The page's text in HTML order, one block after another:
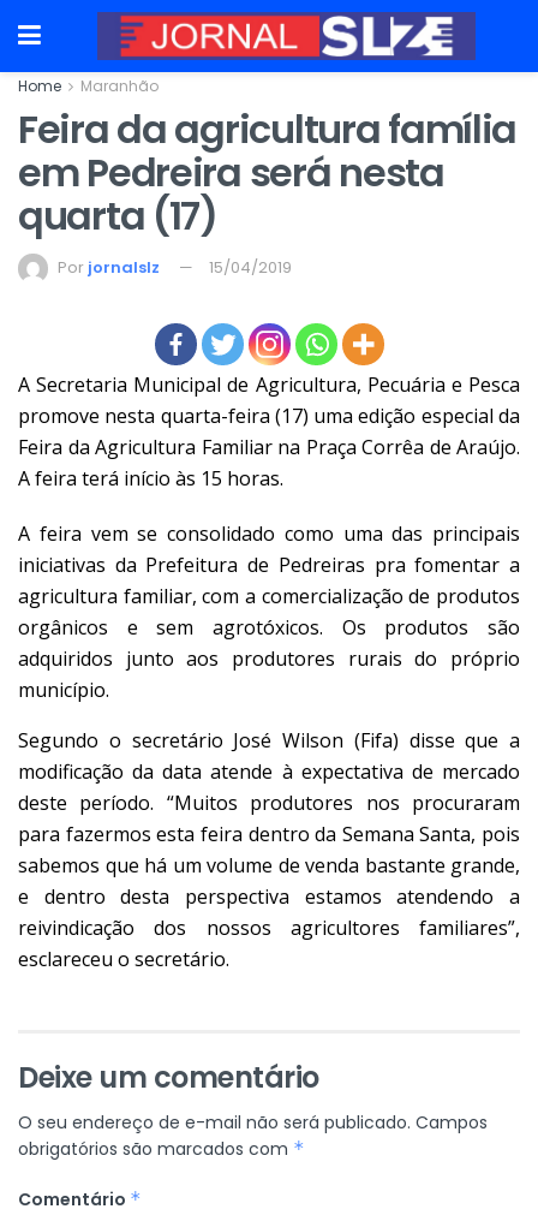
Home Maranhão
Feira da agricultura família
em Pedreira será nesta
quarta (17)
Por jornalslz 15/04/2019
A Secretaria Municipal de Agricultura, Pecuária e Pesca
promove nesta quarta-feira (17) uma edição especial da
Feira da Agricultura Familiar na Praça Corrêa de Araújo.
A feira terá início às 15 horas.
A feira vem se consolidado como uma das principais
iniciativas da Prefeitura de Pedreiras pra fomentar a
agricultura familiar, com a comercialização de produtos
orgânicos e sem agrotóxicos. Os produtos são
adquiridos junto aos produtores rurais do próprio
município.
Segundo o secretário José Wilson (Fifa) disse que a
modificação da data atende à expectativa de mercado
deste período. “Muitos produtores nos procuraram
para fazermos esta feira dentro da Semana Santa, pois
sabemos que há um volume de venda bastante grande,
e dentro desta perspectiva estamos atendendo a
reivindicação dos nossos agricultores familiares”,
esclareceu o secretário.
Deixe um comentário
O seu endereço de e-mail não será publicado. Campos
obrigatórios são marcados com *
Comentário *